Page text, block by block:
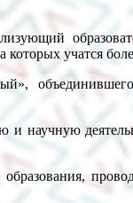
которых учатся
и научную
образования,